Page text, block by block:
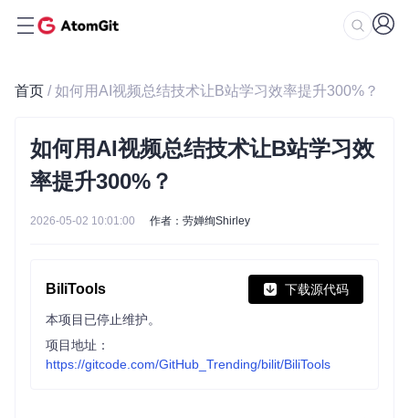
首页 / 如何用AI视频总结技术让B站学习效率提升300%？
如何用AI视频总结技术让B站学习效
率提升300%？
2026-05-02 10:01:00 作者：劳婵绚Shirley
BiliTools 下载源代码
本项目已停止维护。
项目地址：
https://gitcode.com/GitHub_Trending/bilit/BiliTools